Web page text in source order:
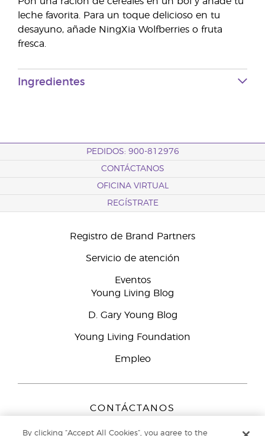
leche favorita. Para un toque delicioso en tu
desayuno, añade NingXia Wolfberries o fruta
fresca.
Ingredientes
PEDIDOS: 900-812976
CONTÁCTANOS
OFICINA VIRTUAL
REGÍSTRATE
Registro de Brand Partners
Servicio de atención
Eventos
Young Living Blog
D. Gary Young Blog
Young Living Foundation
Empleo
CONTÁCTANOS
By clicking “Accept All Cookies”, you agree to the